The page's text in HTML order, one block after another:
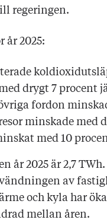
regeringen.
år 2025:
drygt 7 procent
fordon
minskade med
med 10
år 2025 är 2,7
av
och kyla har
mellan åren.